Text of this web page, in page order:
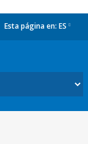
Esta página en: ES